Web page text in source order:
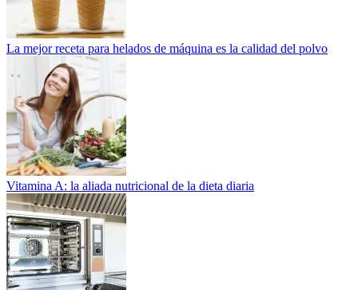
La mejor receta para helados de máquina es la calidad del polvo
Vitamina A: la aliada nutricional de la dieta diaria